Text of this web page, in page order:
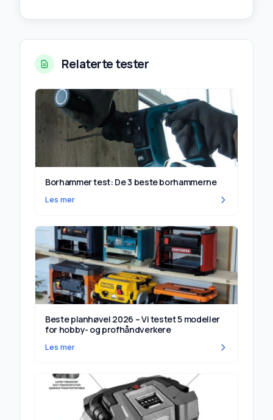
Klikk for å navigere til denne seksjonen av
Relaterte tester
Borhammer test: De 3 beste borhammerne
Les mer
Beste planhøvel 2026 – Vi testet 5 modeller
for hobby- og profhåndverkere
Les mer